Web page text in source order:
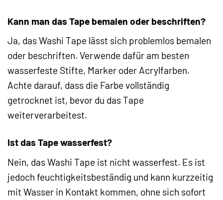
Kann man das Tape bemalen oder beschriften?
Ja, das Washi Tape lässt sich problemlos bemalen
oder beschriften. Verwende dafür am besten
wasserfeste Stifte, Marker oder Acrylfarben.
Achte darauf, dass die Farbe vollständig
getrocknet ist, bevor du das Tape
weiterverarbeitest.
Ist das Tape wasserfest?
Nein, das Washi Tape ist nicht wasserfest. Es ist
jedoch feuchtigkeitsbeständig und kann kurzzeitig
mit Wasser in Kontakt kommen, ohne sich sofort